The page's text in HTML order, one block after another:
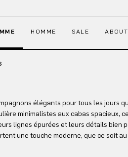
HOMME SALE ABOUT
élégants pour tous les jours
minimalistes aux cabas spacieux,
lignes épurées et leurs détails bien
une touche moderne, que ce soit